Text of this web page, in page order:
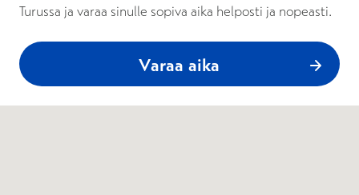
Turussa ja varaa sinulle sopiva aika helposti ja nopeasti.
Varaa aika